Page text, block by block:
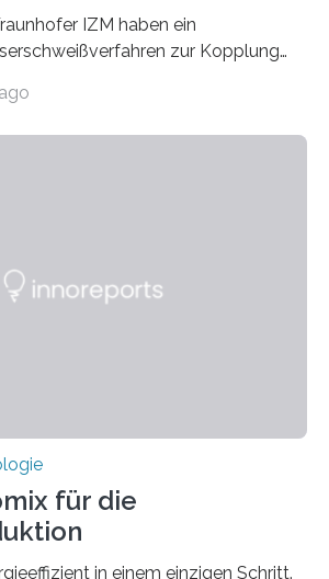
IZM haben ein
zur Kopplung
realisiert, welches auch in
ist unerlässlich zur
für die
in einem einzigen Schritt.